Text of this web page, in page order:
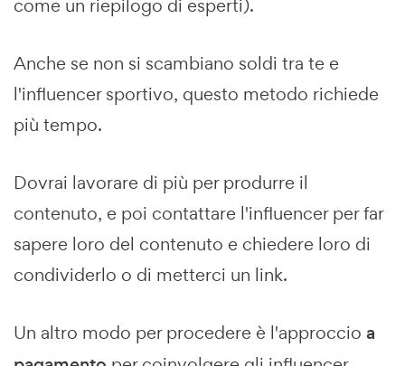
come un riepilogo di esperti).
Anche se non si scambiano soldi tra te e
l'influencer sportivo, questo metodo richiede
più tempo.
Dovrai lavorare di più per produrre il
contenuto, e poi contattare l'influencer per far
sapere loro del contenuto e chiedere loro di
condividerlo o di metterci un link.
Un altro modo per procedere è l'approccio a